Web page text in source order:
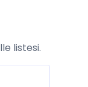
listesi.